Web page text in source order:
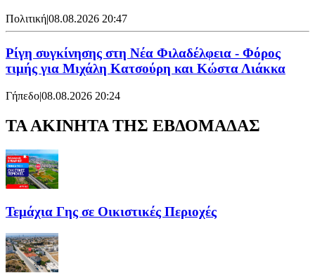
Πολιτική|08.08.2026 20:47
Ρίγη συγκίνησης στη Νέα Φιλαδέλφεια - Φόρος
τιμής για Μιχάλη Κατσούρη και Κώστα Λιάκκα
Γήπεδο|08.08.2026 20:24
ΤΑ ΑΚΙΝΗΤΑ ΤΗΣ ΕΒΔΟΜΑΔΑΣ
Τεμάχια Γης σε Οικιστικές Περιοχές